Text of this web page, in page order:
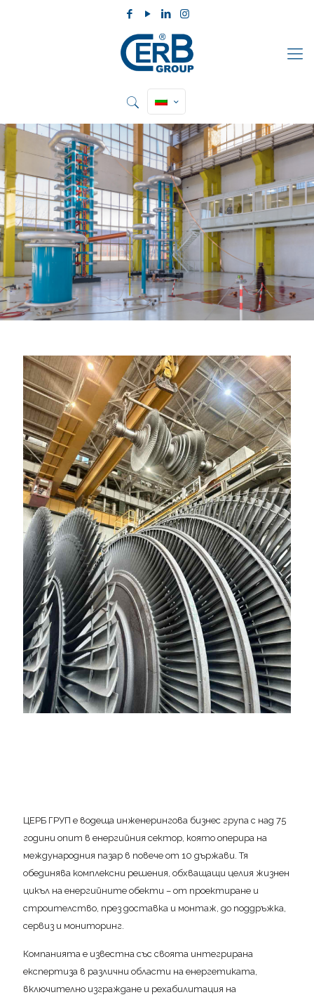
ЦЕРБ ГРУП е водеща инженерингова бизнес група с над 75
години опит в енергийния сектор, която оперира на
международния пазар в повече от 10 държави. Тя
обединява комплексни решения, обхващащи целия жизнен
цикъл на енергийните обекти – от проектиране и
строителство, през доставка и монтаж, до поддръжка,
сервиз и мониторинг.
Компанията е известна със своята интегрирана
експертиза в различни области на енергетиката,
включително изграждане и рехабилитация на